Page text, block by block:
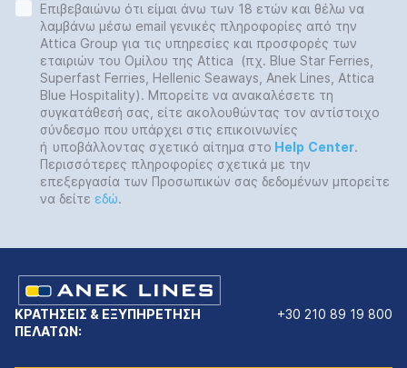
Επιβεβαιώνω ότι είμαι άνω των 18 ετών και θέλω να
λαμβάνω μέσω email γενικές πληροφορίες από την
Attica Group για τις υπηρεσίες και προσφορές των
εταιριών του Ομίλου της Attica (πχ. Blue Star Ferries,
Superfast Ferries, Hellenic Seaways, Anek Lines, Attica
Blue Hospitality). Μπορείτε να ανακαλέσετε τη
συγκατάθεσή σας, είτε ακολουθώντας τον αντίστοιχο
σύνδεσμο που υπάρχει στις επικοινωνίες
ή υποβάλλοντας σχετικό αίτημα στο Help Center.
Περισσότερες πληροφορίες σχετικά με την
επεξεργασία των Προσωπικών σας δεδομένων μπορείτε
να δείτε εδώ.
ΚΡΑΤΗΣΕΙΣ & ΕΞΥΠΗΡΕΤΗΣΗ
ΠΕΛΑΤΩΝ:
+30 210 89 19 800